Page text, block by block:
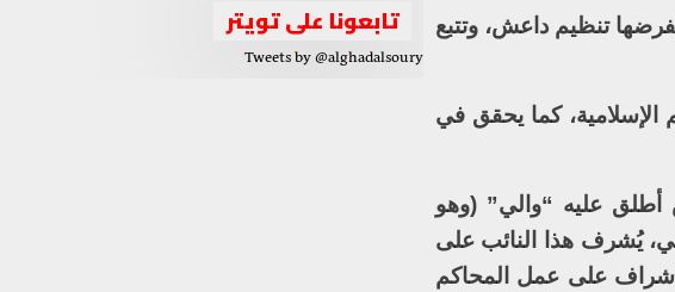
تنظيم داعش، وتتبع
الإسلامية، كما يحقق في
عليه “والي” (وهو
يُشرف هذا النائب على
على عمل المحاكم
تابعونا على تويتر
Tweets by @alghadalsoury